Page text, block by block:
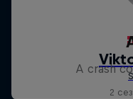
A crash
2